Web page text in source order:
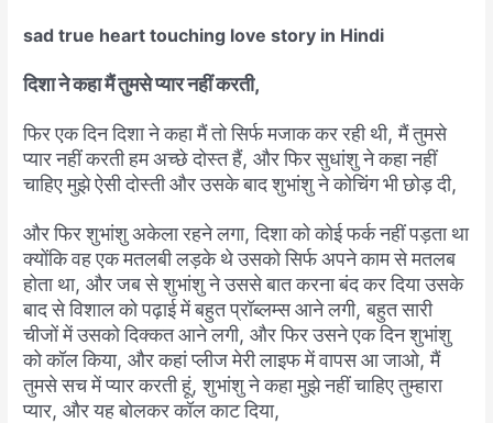
sad true heart touching love story in Hindi
दिशानेकहामैंतुमसेप्यारनहींकरती,
फिरएकदिनदिशानेकहामैंतोसिर्फमजाककररही थी,मैंतुमसे
प्यारनहींकरतीहमअच्छेदोस्तहैं, औरफिरसुधांशुनेकहानहीं
चाहिएमुझेऐसीदोस्तीऔरउसकेबादशुभांशुनेकोचिंगभीछोड़दी,
औरफिरशुभांशुअकेलारहनेलगा,दिशाकोकोईफर्कनहींपड़ता था
क्योंकिवहएकमतलबीलड़के थेउसकोसिर्फअपनेकामसेमतलब
होता था,औरजबसेशुभांशुनेउससेबातकरनाबंदकरदियाउसके
बादसेविशालकोपढ़ाईमेंबहुतप्रॉब्लम्सआनेलगी,बहुतसारी
चीजोंमेंउसकोदिक्कतआनेलगी,औरफिरउसनेएकदिनशुभांशु
कोकॉलकिया,औरकहांप्लीजमेरीलाइफमेंवापसआजाओ,मैं
तुमसेसचमेंप्यारकरतीहूं,शुभांशुनेकहामुझेनहींचाहिएतुम्हारा
प्यार,औरयहबोलकरकॉलकाटदिया,